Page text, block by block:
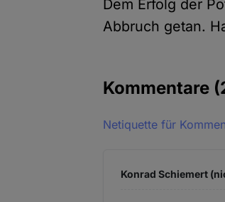
Dem Erfolg der
Abbruch getan.
Kommentare
Netiquette für
Konrad Schiemert